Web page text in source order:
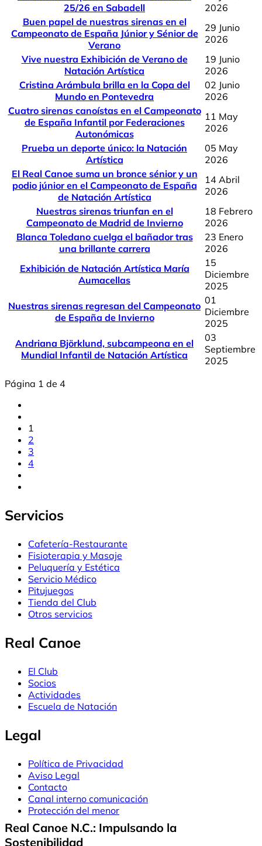
25/26 en Sabadell
2026
Buen papel de nuestras sirenas en el
Campeonato de España Júnior y Sénior de
Verano
29 Junio
2026
Vive nuestra Exhibición de Verano de
Natación Artística
19 Junio
2026
Cristina Arámbula brilla en la Copa del
Mundo en Pontevedra
02 Junio
2026
Cuatro sirenas canoístas en el Campeonato
de España Infantil por Federaciones
Autonómicas
11 May
2026
Prueba un deporte único: la Natación
Artística
05 May
2026
El Real Canoe suma un bronce sénior y un
podio júnior en el Campeonato de España
de Natación Artística
14 Abril
2026
Nuestras sirenas triunfan en el
Campeonato de Madrid de Invierno
18 Febrero
2026
Blanca Toledano cuelga el bañador tras
una brillante carrera
23 Enero
2026
Exhibición de Natación Artística María
Aumacellas
15
Diciembre
2025
Nuestras sirenas regresan del Campeonato
de España de Invierno
01
Diciembre
2025
Andriana Björklund, subcampeona en el
Mundial Infantil de Natación Artística
03
Septiembre
2025
Página 1 de 4
1
2
3
4
Servicios
Cafetería-Restaurante
Fisioterapia y Masaje
Peluquería y Estética
Servicio Médico
Pitujuegos
Tienda del Club
Otros servicios
Real Canoe
El Club
Socios
Actividades
Escuela de Natación
Legal
Política de Privacidad
Aviso Legal
Contacto
Canal interno comunicación
Protección del menor
Real Canoe N.C.: Impulsando la
Sostenibilidad